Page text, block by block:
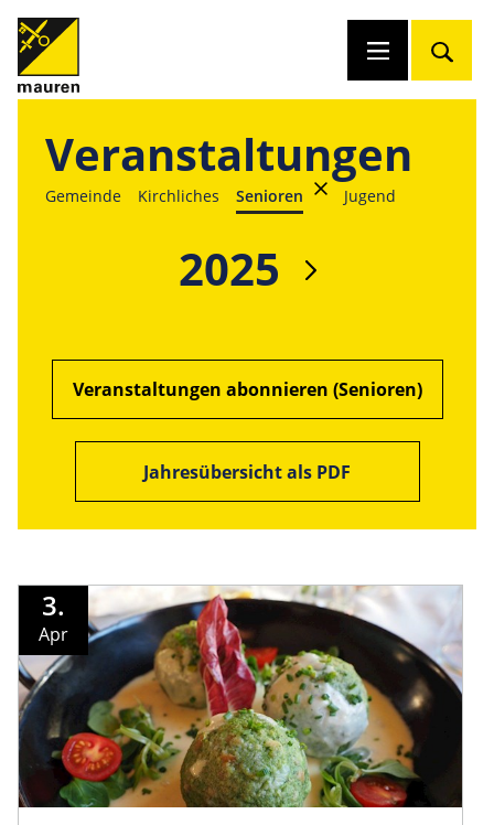
Veranstaltungen
Gemeinde Kirchliches Senioren Jugend
2025
Veranstaltungen abonnieren (Senioren)
Jahresübersicht als PDF
3.
Apr